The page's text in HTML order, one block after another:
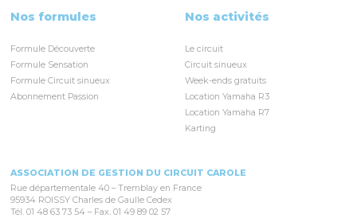
Nos formules
Formule Découverte
Formule Sensation
Formule Circuit sinueux
Abonnement Passion
Nos activités
Le circuit
Circuit sinueux
Week-ends gratuits
Location Yamaha R3
Location Yamaha R7
Karting
ASSOCIATION DE GESTION DU CIRCUIT CAROLE
Rue départementale 40 – Tremblay en France
95934 ROISSY Charles de Gaulle Cedex
Tél. 01 48 63 73 54 – Fax. 01 49 89 02 57